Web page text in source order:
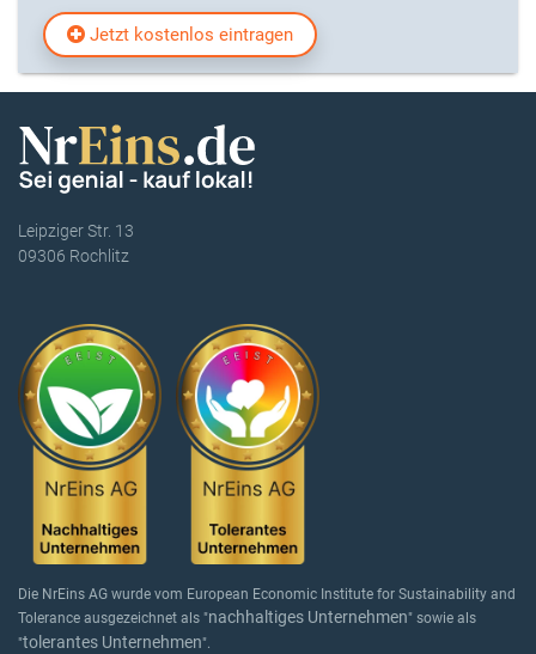
Jetzt kostenlos eintragen
Leipziger Str. 13
09306 Rochlitz
Die NrEins AG wurde vom European Economic Institute for Sustainability and
Tolerance ausgezeichnet als "nachhaltiges Unternehmen" sowie als
"tolerantes Unternehmen".